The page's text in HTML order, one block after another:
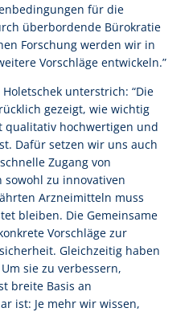
für die
überbordende Bürokratie
Forschung werden wir in
Vorschläge entwickeln.”
unterstrich: “Die
gezeigt, wie wichtig
qualitativ hochwertigen und
Dafür setzen wir uns auch
Zugang von
zu innovativen
Arzneimitteln muss
bleiben. Die Gemeinsame
Vorschläge zur
Gleichzeitig haben
sie zu verbessern,
breite Basis an
ist: Je mehr wir wissen,